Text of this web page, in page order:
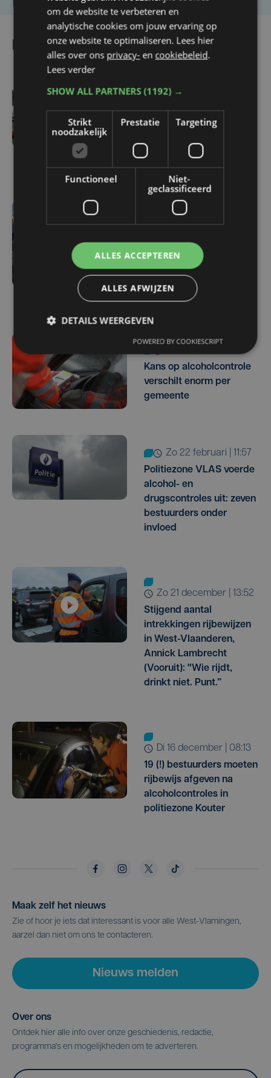
Lees ook
“Meer bestuurders ook
politie start
zomerbobcampagne
za 18 april | 17:01
rijbewijzen voor rijden
onder invloed verdubbelt
op vier jaar tijd in West-
Vlaanderen
Kans op alcoholcontrole
verschilt enorm per
gemeente
zo 22 februari | 11:57
Politiezone VLAS voerde
alcohol- en
drugscontroles uit: zeven
bestuurders onder
invloed
zo 21 december | 13:52
Stijgend aantal
intrekkingen rijbewijzen
in West-Vlaanderen,
Annick Lambrecht
(Vooruit): "Wie rijdt,
drinkt niet. Punt.”
di 16 december | 08:13
19 (!) bestuurders moeten
rijbewijs afgeven na
alcoholcontroles in
politiezone Kouter
Maak zelf het nieuws
Zie of hoor je iets dat interessant is voor alle West-Vlamingen,
aarzel dan niet om ons te contacteren.
Nieuws melden
Over ons
Ontdek hier alle info over onze geschiedenis, redactie,
programma's en mogelijkheden om te adverteren.
om de website te verbeteren en
analytische cookies om jouw ervaring op
onze website te optimaliseren. Lees hier
alles over ons privacy- en cookiebeleid.
Lees verder
SHOW ALL PARTNERS(1192) →
Strikt
noodzakelijk
Prestatie Targeting
Functioneel
Niet-
geclassificeerd
ALLES ACCEPTEREN
ALLES AFWIJZEN
DETAILS WEERGEVEN
POWERED BY COOKIESCRIPT